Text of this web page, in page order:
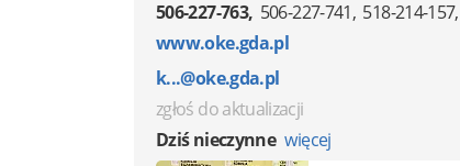
506-227-763 506-227-741 518-214-157
www.oke.gda.pl
k...@oke.gda.pl
zgłoś do aktualizacji
Dziś nieczynne więcej